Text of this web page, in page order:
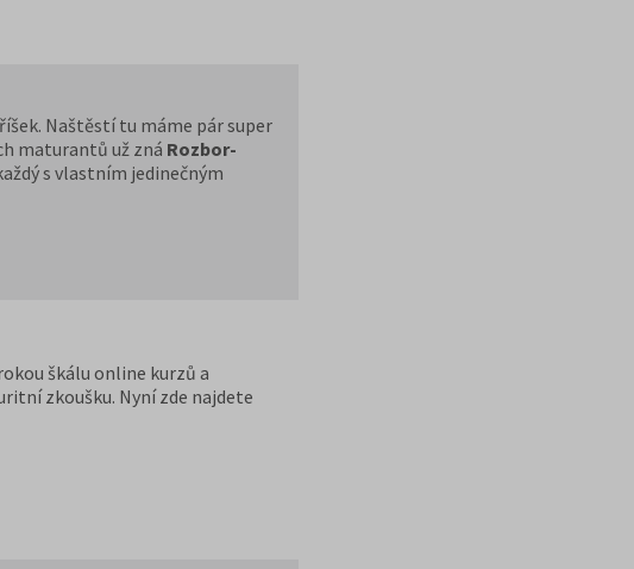
Naštěstí tu máme pár super
maturantů už zná Rozbor-
s vlastním jedinečným
škálu online kurzů a
zkoušku. Nyní zde najdete